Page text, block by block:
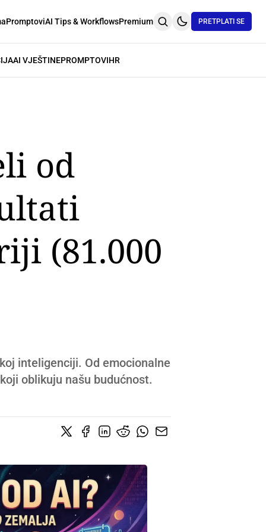
PromptoviAI Tips & WorkflowsPremium PRETPLATI SE
AI VJEŠTINEPROMPTOVIHR
od
(81.000
inteligenciji. Od emocionalne
oblikuju našu budućnost.